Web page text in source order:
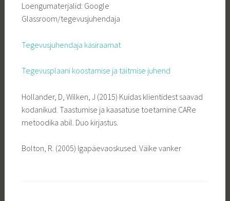
Loengumaterjalid: Google
Glassroom/tegevusjuhendaja
Tegevusjuhendaja käsiraamat
Tegevusplaani koostamise ja täitmise juhend
Hollander, D, Wilken, J (2015) Kuidas klientidest saavad
kodanikud. Taastumise ja kaasatuse toetamine CARe
metoodika abil. Duo kirjastus.
Bolton, R. (2005) Igapäevaoskused. Väike vanker